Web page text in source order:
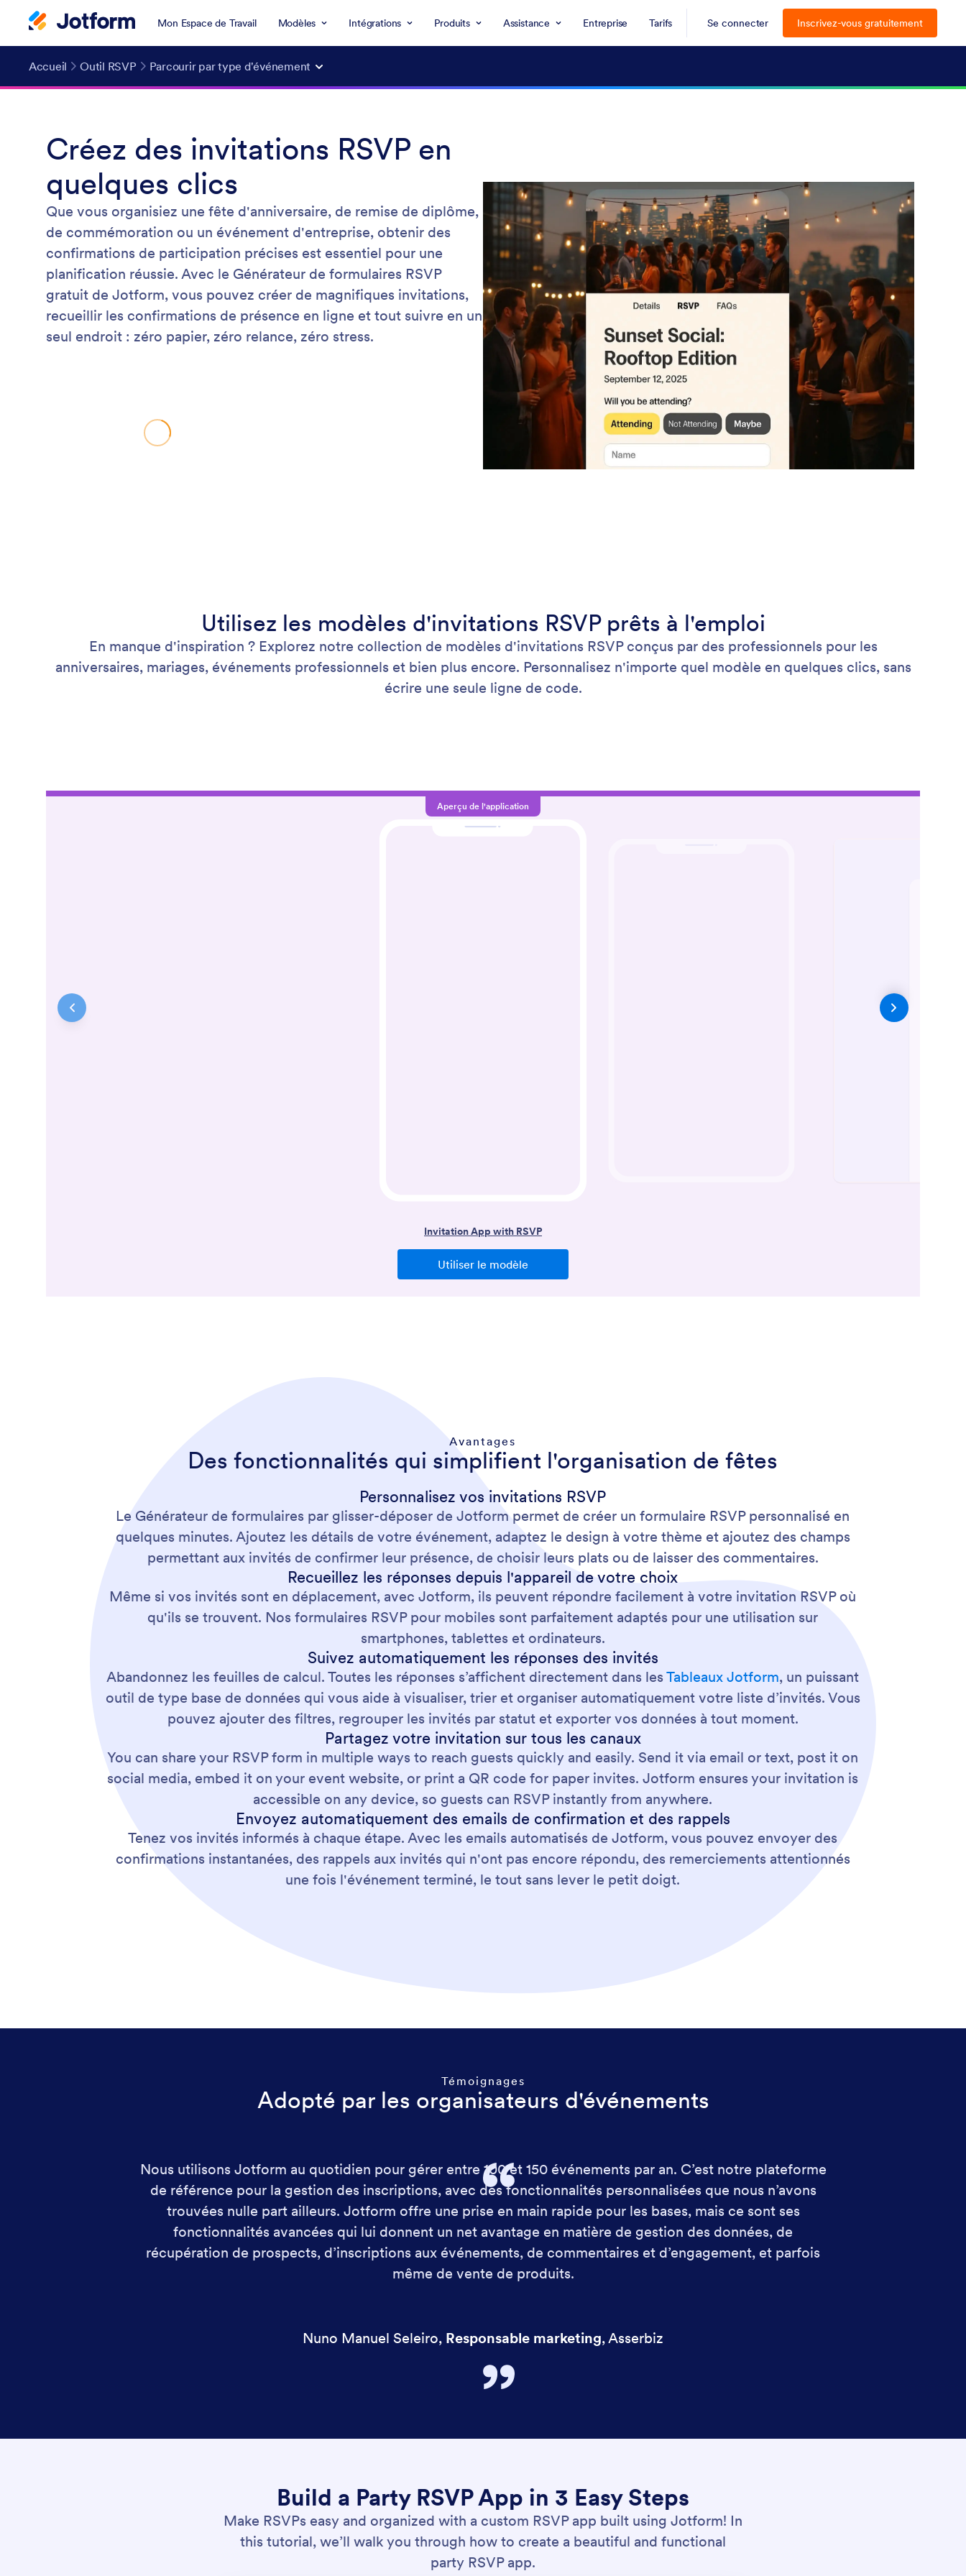
Mon Espace de Travail Modèles Intégrations Produits Assistance Entreprise Tarifs Se connecter Inscrivez-vous gratuitement
Accueil Outil RSVP Parcourir par type d'événement
Créez des invitations RSVP en
quelques clics
Que vous organisiez une fête d'anniversaire, de remise de diplôme,
de commémoration ou un événement d'entreprise, obtenir des
confirmations de participation précises est essentiel pour une
planification réussie. Avec le Générateur de formulaires RSVP
gratuit de Jotform, vous pouvez créer de magnifiques invitations,
recueillir les confirmations de présence en ligne et tout suivre en un
seul endroit : zéro papier, zéro relance, zéro stress.
Utilisez les modèles d'invitations RSVP prêts à l'emploi
En manque d'inspiration ? Explorez notre collection de modèles d'invitations RSVP conçus par des professionnels pour les
anniversaires, mariages, événements professionnels et bien plus encore. Personnalisez n'importe quel modèle en quelques clics, sans
écrire une seule ligne de code.
Avantages
Des fonctionnalités qui simplifient l'organisation de fêtes
Personnalisez vos invitations RSVP
Le Générateur de formulaires par glisser-déposer de Jotform permet de créer un formulaire RSVP personnalisé en
quelques minutes. Ajoutez les détails de votre événement, adaptez le design à votre thème et ajoutez des champs
permettant aux invités de confirmer leur présence, de choisir leurs plats ou de laisser des commentaires.
Recueillez les réponses depuis l'appareil de votre choix
Même si vos invités sont en déplacement, avec Jotform, ils peuvent répondre facilement à votre invitation RSVP où
qu'ils se trouvent. Nos formulaires RSVP pour mobiles sont parfaitement adaptés pour une utilisation sur
smartphones, tablettes et ordinateurs.
Suivez automatiquement les réponses des invités
Abandonnez les feuilles de calcul. Toutes les réponses s’affichent directement dans lesTableaux Jotform, un puissant
outil de type base de données qui vous aide à visualiser, trier et organiser automatiquement votre liste d’invités. Vous
pouvez ajouter des filtres, regrouper les invités par statut et exporter vos données à tout moment.
Partagez votre invitation sur tous les canaux
You can share your RSVP form in multiple ways to reach guests quickly and easily. Send it via email or text, post it on
social media, embed it on your event website, or print a QR code for paper invites. Jotform ensures your invitation is
accessible on any device, so guests can RSVP instantly from anywhere.
Envoyez automatiquement des emails de confirmation et des rappels
Tenez vos invités informés à chaque étape. Avec les emails automatisés de Jotform, vous pouvez envoyer des
confirmations instantanées, des rappels aux invités qui n'ont pas encore répondu, des remerciements attentionnés
une fois l'événement terminé, le tout sans lever le petit doigt.
Témoignages
Adopté par les organisateurs d'événements
Nous utilisons Jotform au quotidien pour gérer entre 100 et 150 événements par an. C’est notre plateforme
de référence pour la gestion des inscriptions, avec des fonctionnalités personnalisées que nous n’avons
trouvées nulle part ailleurs. Jotform offre une prise en main rapide pour les bases, mais ce sont ses
fonctionnalités avancées qui lui donnent un net avantage en matière de gestion des données, de
récupération de prospects, d’inscriptions aux événements, de commentaires et d’engagement, et parfois
même de vente de produits.
Nuno Manuel Seleiro, Responsable marketing,Asserbiz
Build a Party RSVP App in 3 Easy Steps
Make RSVPs easy and organized with a custom RSVP app built using Jotform! In
this tutorial, we’ll walk you through how to create a beautiful and functional
party RSVP app.